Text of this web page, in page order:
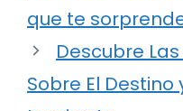
que te
Descubre
Sobre El Destino